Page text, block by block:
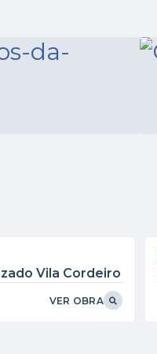
Vila Cordeiro
VER OBRA